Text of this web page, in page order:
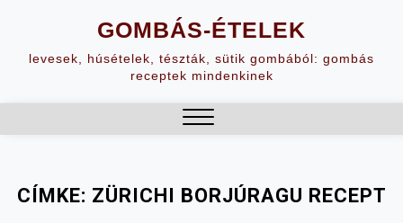
content
GOMBÁS-ÉTELEK
levesek, húsételek, tészták, sütik gombából: gombás
receptek mindenkinek
CÍMKE: ZÜRICHI BORJÚRAGU RECEPT